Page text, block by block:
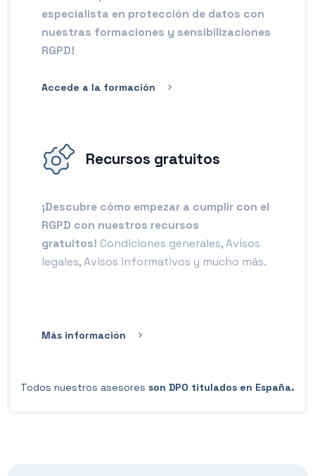
especialista en protección de datos con
nuestras formaciones y sensibilizaciones
RGPD!
Accede a la formación
Recursos gratuitos
¡Descubre cómo empezar a cumplir con el
RGPD con nuestros recursos
gratuitos! Condiciones generales, Avisos
legales, Avisos informativos y mucho más.
Más información
Todos nuestros asesores son DPO titulados en España.